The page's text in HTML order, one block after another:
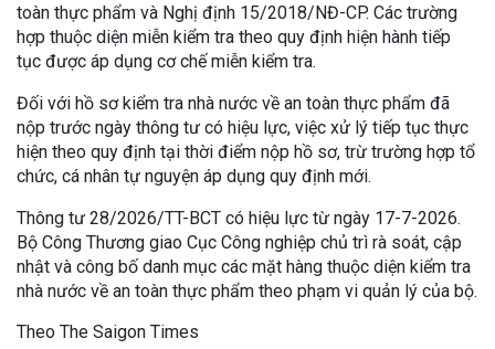
toàn thực phẩm và Nghị định 15/2018/NĐ-CP. Các trường
hợp thuộc diện miễn kiểm tra theo quy định hiện hành tiếp
tục được áp dụng cơ chế miễn kiểm tra.
Đối với hồ sơ kiểm tra nhà nước về an toàn thực phẩm đã
nộp trước ngày thông tư có hiệu lực, việc xử lý tiếp tục thực
hiện theo quy định tại thời điểm nộp hồ sơ, trừ trường hợp tổ
chức, cá nhân tự nguyện áp dụng quy định mới.
Thông tư 28/2026/TT-BCT có hiệu lực từ ngày 17-7-2026.
Bộ Công Thương giao Cục Công nghiệp chủ trì rà soát, cập
nhật và công bố danh mục các mặt hàng thuộc diện kiểm tra
nhà nước về an toàn thực phẩm theo phạm vi quản lý của bộ.
Theo The Saigon Times